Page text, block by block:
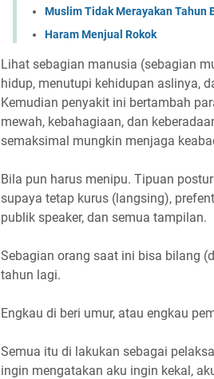
Muslim Tidak Merayakan Tahun
Haram Menjual Rokok
Lihat sebagian manusia (sebagian
hidup, menutupi kehidupan aslinya,
Kemudian penyakit ini bertambah
mewah, kebahagiaan, dan
semaksimal mungkin menjaga
Bila pun harus menipu. Tipuan
supaya tetap kurus (langsing),
publik speaker, dan semua tampilan.
Sebagian orang saat ini bisa bilang
tahun lagi.
Engkau di beri umur, atau engkau
Semua itu di lakukan sebagai
ingin mengatakan aku ingin kekal,